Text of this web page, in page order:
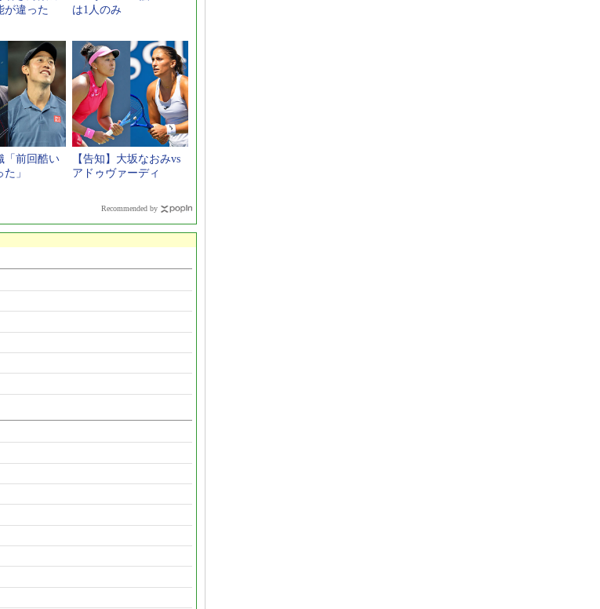
が違った
は1人のみ
「前回酷い
」
【告知】大坂なおみvs
アドゥヴァーディ
Recommended by